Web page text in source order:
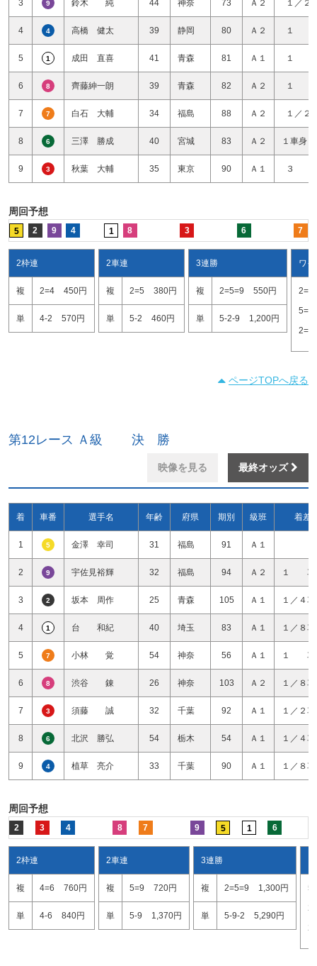
3 9 鈴木 純 44 神奈 73 Ａ２ １／２
4 4 高橋 健太 39 静岡 80 Ａ２ １
5 1 成田 直喜 41 青森 81 Ａ１ １
6 8 齊藤紳一朗 39 青森 82 Ａ２ １
7 7 白石 大輔 34 福島 88 Ａ２ １／２
8 6 三澤 勝成 40 宮城 83 Ａ２ １車身
9 3 秋葉 大輔 35 東京 90 Ａ１ ３
周回予想
5 2 9 4 1 8 3 6 7
2枠連
複 2=4 450円
単 4-2 570円
2車連
複 2=5 380円
単 5-2 460円
3連勝
複 2=5=9 550円
単 5-2-9 1,200円
ワ
2=5
5=9
2=9
ページTOPへ戻る
第12レース Ａ級 決 勝
映像を見る 最終オッズ
着 車番 選手名 年齢 府県 期別 級班 着差
1 5 金澤 幸司 31 福島 91 Ａ１
2 9 宇佐見裕輝 32 福島 94 Ａ２ １ 車
3 2 坂本 周作 25 青森 105 Ａ１ １／４
4 1 台 和紀 40 埼玉 83 Ａ１ １／８
5 7 小林 覚 54 神奈 56 Ａ１ １ 車
6 8 渋谷 錬 26 神奈 103 Ａ２ １／８
7 3 須藤 誠 32 千葉 92 Ａ１ １／２
8 6 北沢 勝弘 54 栃木 54 Ａ１ １／４
9 4 植草 亮介 33 千葉 90 Ａ１ １／８
周回予想
2 3 4 8 7 9 5 1 6
2枠連
複 4=6 760円
単 4-6 840円
2車連
複 5=9 720円
単 5-9 1,370円
3連勝
複 2=5=9 1,300円
単 5-9-2 5,290円